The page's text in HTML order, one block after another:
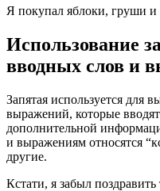
Я покупал яблоки, груши и
Использование
вводных слов и
Запятая используется для
выражений, которые
дополнительной
и выражениям относятся
другие.
Кстати, я забыл